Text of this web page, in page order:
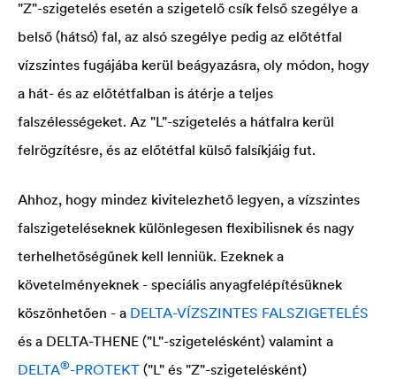
"Z"-szigetelés esetén a szigetelő csík felső szegélye a
belső (hátsó) fal, az alsó szegélye pedig az előtétfal
vízszintes fugájába kerül beágyazásra, oly módon, hogy
a hát- és az előtétfalban is átérje a teljes
falszélességeket. Az "L"-szigetelés a hátfalra kerül
felrögzítésre, és az előtétfal külső falsíkjáig fut.
Ahhoz, hogy mindez kivitelezhető legyen, a vízszintes
falszigeteléseknek különlegesen flexibilisnek és nagy
terhelhetőségűnek kell lenniük. Ezeknek a
követelményeknek - speciális anyagfelépítésüknek
köszönhetően - a DELTA-VÍZSZINTES FALSZIGETELÉS
és a DELTA-THENE ("L"-szigetelésként) valamint a
DELTA®-PROTEKT ("L" és "Z"-szigetelésként)